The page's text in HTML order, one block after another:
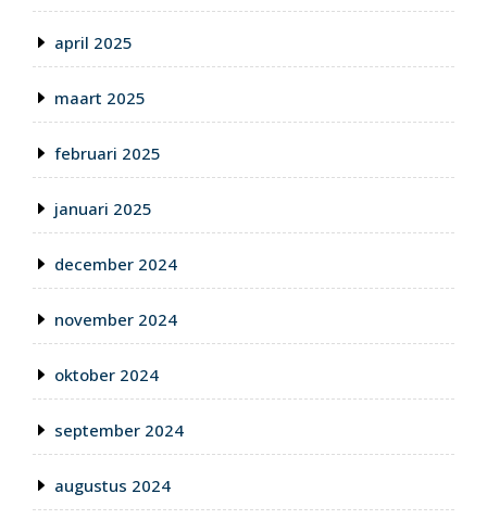
april 2025
maart 2025
februari 2025
januari 2025
december 2024
november 2024
oktober 2024
september 2024
augustus 2024